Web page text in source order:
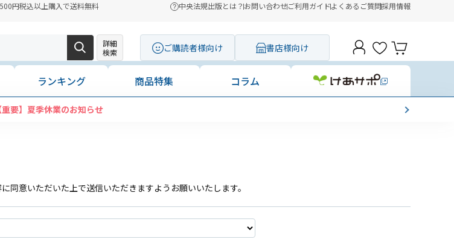
円税込以上購入で送料無料 中央法規出版とは？お問い合わせご利用ガイドよくあるご質問採用情報
詳細
検索
ご購読者様向け 書店様向け
ランキング 商品特集 コラム
重要】夏季休業のお知らせ
同意いただいた上で送信いただきますようお願いいたします。